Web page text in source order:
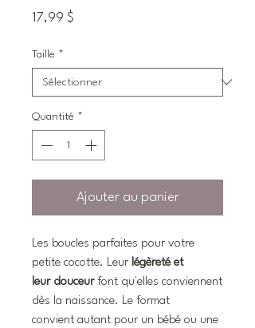
17,99 $
Taille *
Quantité *
Ajouter au panier
Les boucles parfaites pour votre
petite cocotte. Leur légèreté et
leur douceurfont qu'elles conviennent
dès la naissance. Le format
convient autant pour un bébé ou une